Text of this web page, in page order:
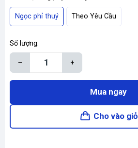
Ngọc phỉ thuý Theo Yêu Cầu
Số lượng:
– +
Mua ngay
Cho vào giỏ